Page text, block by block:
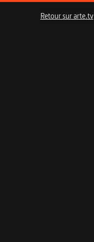
Retour sur arte.tv